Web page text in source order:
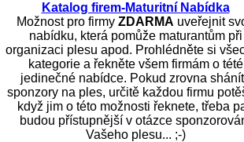
Katalog firem-Maturitní Nabídka
Možnost pro firmy ZDARMA uveřejnit
nabídku, která pomůže maturantům při
organizaci plesu apod. Prohlédněte si
kategorie a řekněte všem firmám o tété
jedinečné nabídce. Pokud zrovna
sponzory na ples, určitě každou firmu
když jim o této možnosti řeknete, třeba
budou přístupnější v otázce
Vašeho plesu... ;-)